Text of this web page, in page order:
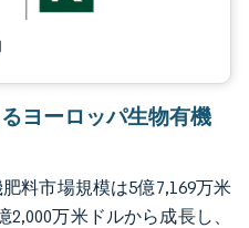
ヨーロッパ生物有機
料市場規模は5億7,169万米
2,000万米ドルから成長し、